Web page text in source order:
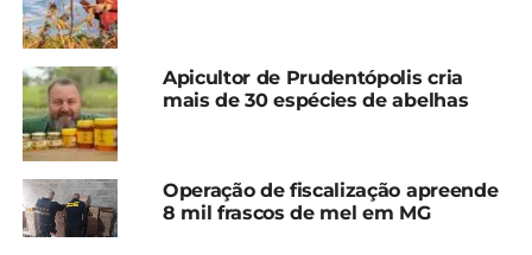
O curso “Artesanato com produtos apícolas” tem
24 horas de duração, divididas em três dias. O
material didático traz diversos conteúdos sobre
produção, uso das matérias-primas, além de sete
formulações de biocosméticos, seis de velas e uma
A inscrição para esse e outros cursos do Sistema
Apicultor de Prudentópolis cria
mais de 30 espécies de abelhas
Operação de fiscalização apreende
8 mil frascos de mel em MG